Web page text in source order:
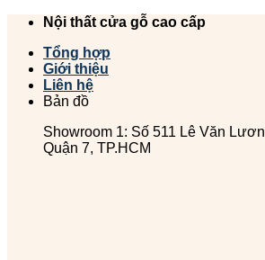
Chuyển
dung
Nội thất cửa gỗ cao cấp
Tổng hợp
Giới thiệu
Liên hệ
Bản đồ
Showroom 1: Số 511 Lê Văn
Quận 7, TP.HCM